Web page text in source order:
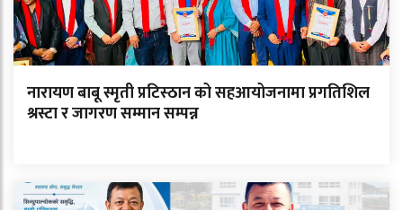
नारायण बाबू स्मृती प्रटिस्ठान को सहआयोजनामा प्रगतिशिल
श्रस्टा र जागरण सम्मान सम्पन्न